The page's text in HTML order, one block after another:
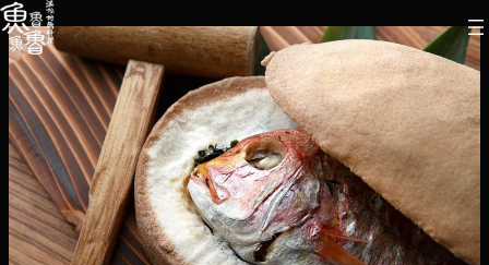
内
容
を
ス
キ
ッ
プ